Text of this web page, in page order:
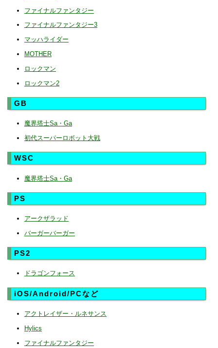
ファイナルファンタジー
ファイナルファンタジー3
マッハライダー
MOTHER
ロックマン
ロックマン2
GB
魔界塔士Sa・Ga
初代スーパーロボット大戦
WSC
魔界塔士Sa・Ga
PS
アークザラッド
バーガーバーガー
PS2
ドラゴンフォース
iOS/Android/PCなど
アクトレイザー・ルネサンス
Hylics
ファイナルファンタジー